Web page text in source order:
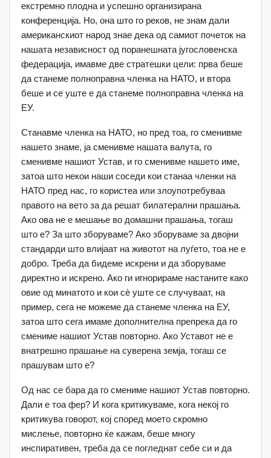
екстремно плодна и успешно организирана
конференција. Но, она што го реков, не знам дали
американскиот народ знае дека од самиот почеток на
нашата независност од поранешната југословенска
федерација, имавме две стратешки цели: прва беше
да станеме полноправна членка на НАТО, и втора
беше и се уште е да станеме полноправна членка на
ЕУ.
Станавме членка на НАТО, но пред тоа, го сменивме
нашето знаме, ја сменивме нашата валута, го
сменивме нашиот Устав, и го сменивме нашето име,
затоа што некои наши соседи кои станаа членки на
НАТО пред нас, го користеа или злоупотребуваа
правото на вето за да решат билатерални прашања.
Ако ова не е мешање во домашни прашања, тогаш
што е? За што зборуваме? Ако зборуваме за двојни
стандарди што влијаат на животот на луѓето, тоа не е
добро. Треба да бидеме искрени и да зборуваме
директно и искрено. Ако ги игнорираме настаните како
овие од минатото и кои сè уште се случуваат, на
пример, сега не можеме да станеме членка на ЕУ,
затоа што сега имаме дополнителна препрека да го
смениме нашиот Устав повторно. Ако Уставот не е
внатрешно прашање на суверена земја, тогаш се
прашувам што е?
Од нас се бара да го смениме нашиот Устав повторно.
Дали е тоа фер? И кога критикуваме, кога некој го
критикува говорот, кој според моето скромно
мислење, повторно ќе кажам, беше многу
инспиративен, треба да се погледнат себе си и да